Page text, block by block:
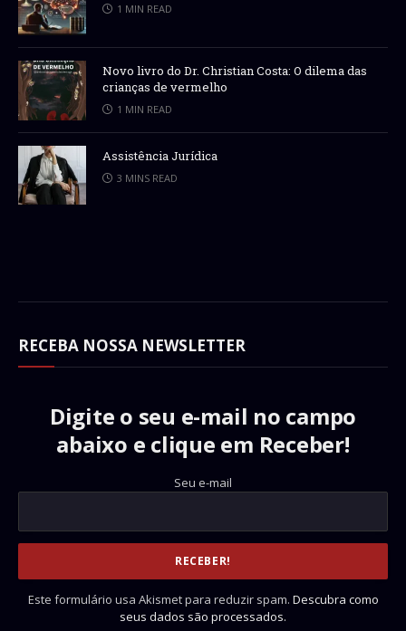
1 MIN READ
Novo livro do Dr. Christian Costa: O dilema das
crianças de vermelho
1 MIN READ
Assistência Jurídica
3 MINS READ
RECEBA NOSSA NEWSLETTER
Digite o seu e-mail no campo
abaixo e clique em Receber!
Seu e-mail
Este formulário usa Akismet para reduzir spam. Descubra como
seus dados são processados.